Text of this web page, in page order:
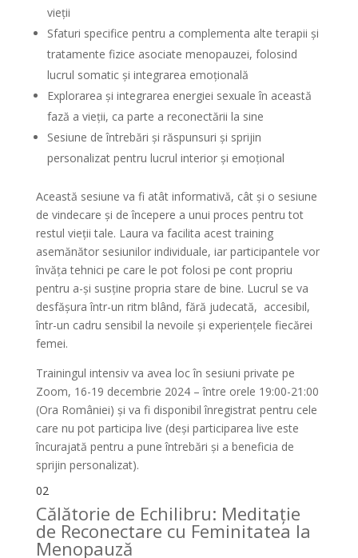
vieții
Sfaturi specifice pentru a complementa alte terapii și
tratamente fizice asociate menopauzei, folosind
lucrul somatic și integrarea emoțională
Explorarea și integrarea energiei sexuale în această
fază a vieții, ca parte a reconectării la sine
Sesiune de întrebări și răspunsuri și sprijin
personalizat pentru lucrul interior și emoțional
Această sesiune va fi atât informativă, cât și o sesiune
de vindecare și de începere a unui proces pentru tot
restul vieții tale. Laura va facilita acest training
asemănător sesiunilor individuale, iar participantele vor
învăța tehnici pe care le pot folosi pe cont propriu
pentru a-și susține propria stare de bine. Lucrul se va
desfășura într-un ritm blând, fără judecată, accesibil,
într-un cadru sensibil la nevoile și experiențele fiecărei
femei.
Trainingul intensiv va avea loc în sesiuni private pe
Zoom, 16-19 decembrie 2024 – între orele 19:00-21:00
(Ora României) și va fi disponibil înregistrat pentru cele
care nu pot participa live (deși participarea live este
încurajată pentru a pune întrebări și a beneficia de
sprijin personalizat).
02
Călătorie de Echilibru: Meditație
de Reconectare cu Feminitatea la
Menopauză